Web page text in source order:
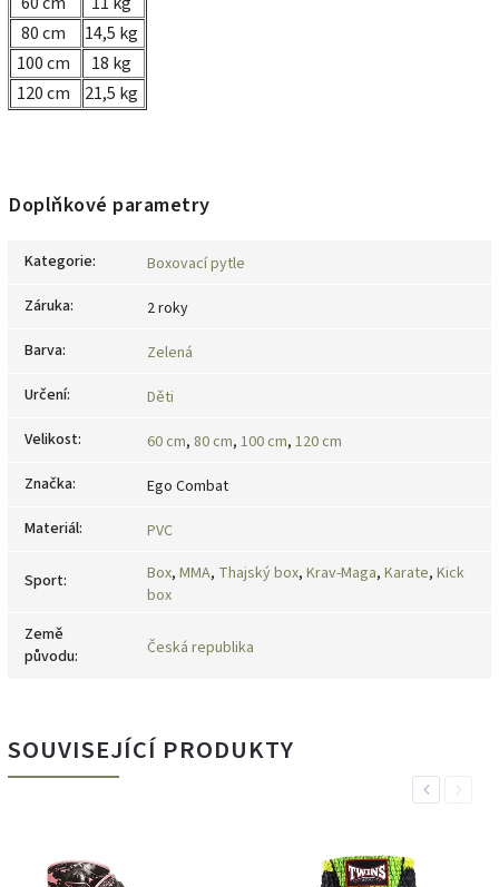
80 cm
14,5 kg
100 cm
18 kg
120 cm
21,5 kg
Doplňkové parametry
Kategorie:
Boxovací pytle
Záruka:
2 roky
Barva:
Zelená
Určení:
Děti
Velikost: 60 cm, 80 cm, 100 cm, 120 cm
Značka:
Ego Combat
Materiál: PVC
Sport: Box, MMA, Thajský box, Krav-Maga, Karate, Kick
box
Země
původu: Česká republika
SOUVISEJÍCÍ PRODUKTY
PreviousNext